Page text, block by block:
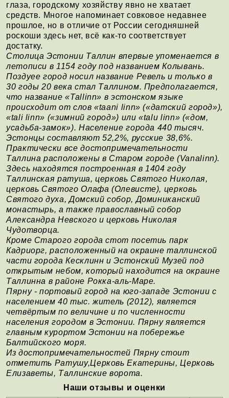
глаза, городскому хозяйству явно не хватает
средств. Многое напоминает совковое недавнее
прошлое, но в отличие от России сегодняшней
роскоши здесь нет, всё как-то соответствует
достатку.
Столица Эстонии Таллин впервые упоменается в
летописи в 1154 году под названием Колывань.
Поздyее город носил название Ревель и только в
30 годы 20 века стал Таллином. Предполагается,
что название «Tallinn» в эстонском языке
происходит от слов «taani linn» («датский город»),
«tali linn» («зимний город») или «talu linn» («дом,
усадьба-замок»). Население города 440 тысяч.
Эстонцы составляют 52,2%, русские 38,6%.
Практически все достопримечательности
Таллина расположены в Старом городе (Vanalinn).
Здесь находятся построенная в 1404 году
Таллинская ратуша, церковь Святого Николая,
церковь Святого Олафа (Олевисте), церковь
Святого духа, Домский собор, Доминиканский
монастырь, а также православный собор
Александра Невского и церковь Николая
Чудотворца.
Кроме Старого города стот посетиь парк
Кадриорг, расположенный на окраине таллинской
части города Кесклинн и Эстонский Музей под
открытым небом, который находится на окраине
Таллинна в районе Рокка-аль-Маре.
Пярну - портовый город на юго-западе Эстонии с
населением 40 тыс. житель (2012), является
четвёртым по величине и по численности
населения городом в Эстонии. Пярну является
главным курортом Эстонии на побережье
Балтийского моря.
Из достопримечательностей Пярну стоит
отметить Ратушу,Церковь Екатерины, Церковь
Елизаветы, Таллинские ворота.
Наши отзывы и оценки